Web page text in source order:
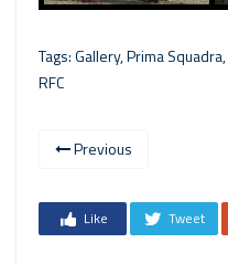
Tags:Gallery,Prima Squadra,
RFC
Previous
Like Tweet